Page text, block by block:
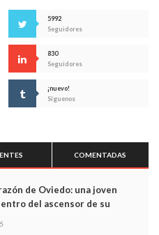
5992
Seguidores
830
Seguidores
¡nuevo!
Síguenos
COMENTADAS
de Oviedo: una joven
del ascensor de su
captan sus últimos minutos